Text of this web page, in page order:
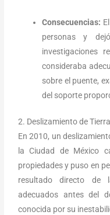
Consecuencias:
personas y
investigaciones
consideraba
sobre el puente,
del soporte
2. Deslizamiento de
En 2010, un
la Ciudad de México
propiedades y puso en
resultado directo de
adecuados antes del
conocida por su